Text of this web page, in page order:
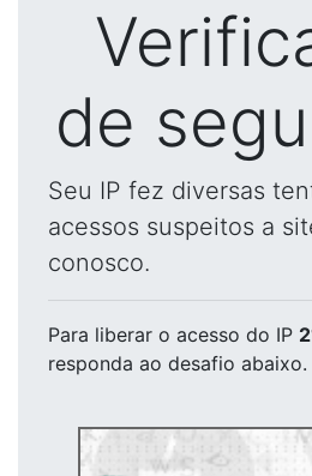
de
Seu IP fez diversas
acessos suspeitos a
conosco.
Para liberar o acesso do IP
responda ao desafio abaixo.